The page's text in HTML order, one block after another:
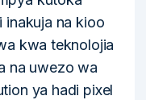
inakuja na kioo
kwa teknolojia
na uwezo wa
ya hadi pixel